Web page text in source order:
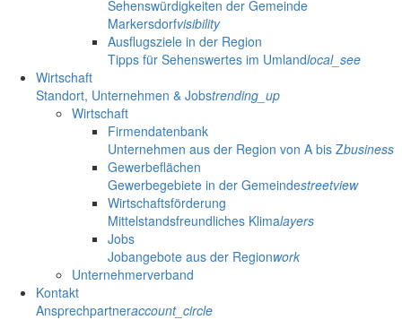
Sehenswürdigkeiten der Gemeinde
Markersdorfvisibility
Ausflugsziele in der Region
Tipps für Sehenswertes im Umlandlocal_see
Wirtschaft
Standort, Unternehmen & Jobstrending_up
Wirtschaft
Firmendatenbank
Unternehmen aus der Region von A bis Zbusiness
Gewerbeflächen
Gewerbegebiete in der Gemeindestreetview
Wirtschaftsförderung
Mittelstandsfreundliches Klimalayers
Jobs
Jobangebote aus der Regionwork
Unternehmerverband
Kontakt
Ansprechpartneraccount_circle